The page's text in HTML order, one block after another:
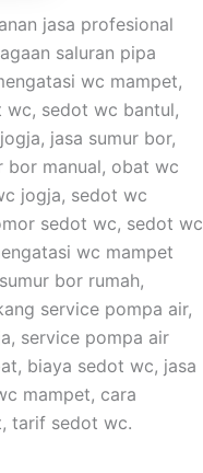
jasa profesional
saluran pipa
wc mampet,
wc, sedot wc bantul,
jasa sumur bor,
bor manual, obat wc
jogja, sedot wc
sedot wc, sedot wc
wc mampet
bor rumah,
service pompa air,
service pompa air
biaya sedot wc, jasa
mampet, cara
tarif sedot wc.